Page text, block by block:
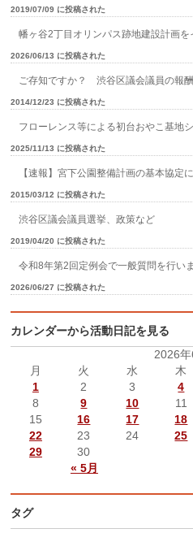
2019/07/09 に投稿された
幡ヶ谷2丁目オリンパス跡地建設計画を
2026/06/13 に投稿された
ご存知ですか？ 渋谷区議会議員の報
2014/12/23 に投稿された
フローレンス等による初台おやこ基地
2025/11/13 に投稿された
【速報】宮下公園整備計画の基本協定
2015/03/12 に投稿された
渋谷区議会議員選挙、政策など
2019/04/20 に投稿された
令和8年第2回定例会で一般質問を行い
2026/06/27 に投稿された
カレンダーから活動日記を見る
2026年
月
火 水 木
« 5月
1 2 3 4
8
9 10 11
15
16 17 18
22
23 24 25
29
30
タグ